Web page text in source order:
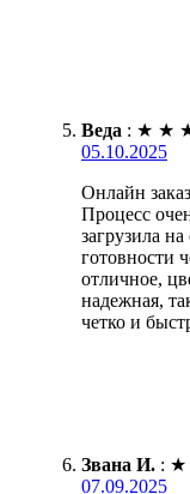
Веда : ★ ★
05.10.2025
Онлайн
Процесс
загрузила
готовности
отличное,
надежная,
четко и
Звана И. : ★
07.09.2025